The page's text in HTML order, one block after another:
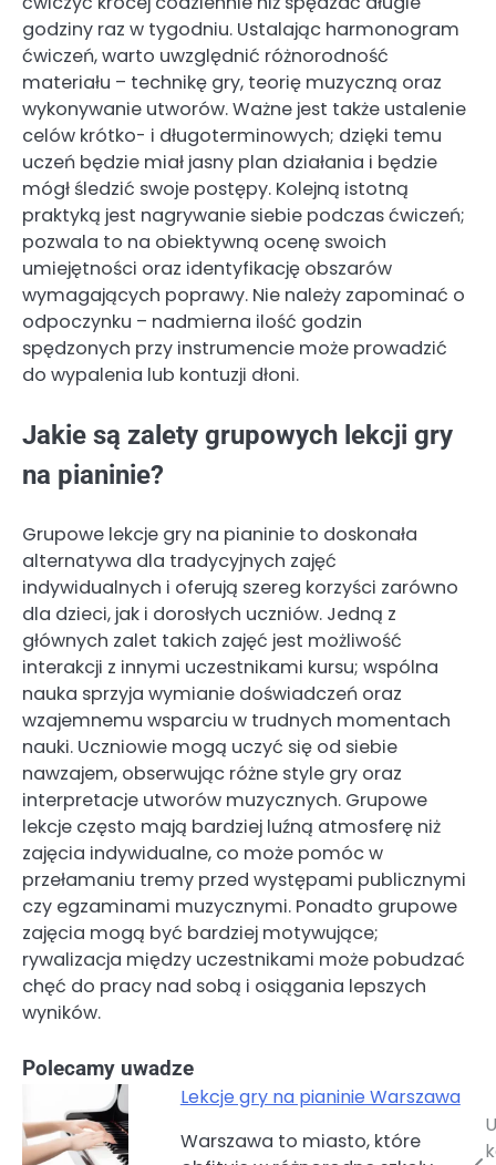
godziny raz w tygodniu. Ustalając harmonogram
ćwiczeń, warto uwzględnić różnorodność
materiału – technikę gry, teorię muzyczną oraz
wykonywanie utworów. Ważne jest także ustalenie
celów krótko- i długoterminowych; dzięki temu
uczeń będzie miał jasny plan działania i będzie
mógł śledzić swoje postępy. Kolejną istotną
praktyką jest nagrywanie siebie podczas ćwiczeń;
pozwala to na obiektywną ocenę swoich
umiejętności oraz identyfikację obszarów
wymagających poprawy. Nie należy zapominać o
odpoczynku – nadmierna ilość godzin
spędzonych przy instrumencie może prowadzić
do wypalenia lub kontuzji dłoni.
Jakie są zalety grupowych lekcji gry
na pianinie?
Grupowe lekcje gry na pianinie to doskonała
alternatywa dla tradycyjnych zajęć
indywidualnych i oferują szereg korzyści zarówno
dla dzieci, jak i dorosłych uczniów. Jedną z
głównych zalet takich zajęć jest możliwość
interakcji z innymi uczestnikami kursu; wspólna
nauka sprzyja wymianie doświadczeń oraz
wzajemnemu wsparciu w trudnych momentach
nauki. Uczniowie mogą uczyć się od siebie
nawzajem, obserwując różne style gry oraz
interpretacje utworów muzycznych. Grupowe
lekcje często mają bardziej luźną atmosferę niż
zajęcia indywidualne, co może pomóc w
przełamaniu tremy przed występami publicznymi
czy egzaminami muzycznymi. Ponadto grupowe
zajęcia mogą być bardziej motywujące;
rywalizacja między uczestnikami może pobudzać
chęć do pracy nad sobą i osiągania lepszych
wyników.
Polecamy uwadze
Lekcje gry na pianinie Warszawa
Warszawa to miasto, które
Nawigacja